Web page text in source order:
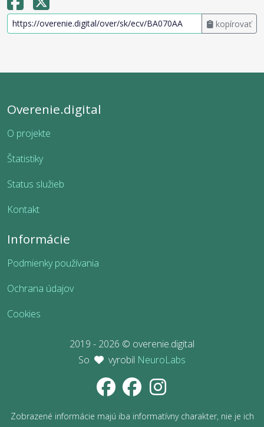
kopírovať
Overenie.digital
O projekte
Štatistiky
Status služieb
Kontakt
Informácie
Podmienky používania
Ochrana údajov
Cookies
2019 - 2026 © overenie.digital
So
vyrobil NeuroLabs
Zobrazené informácie majú iba informatívny charakter, nie je ich